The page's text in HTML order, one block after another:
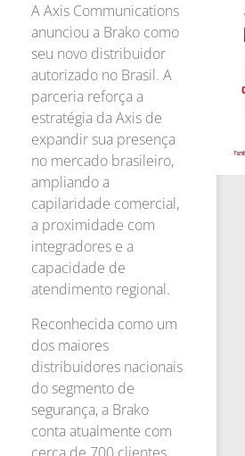
A Axis Communications
anunciou a Brako como
seu novo distribuidor
autorizado no Brasil. A
parceria reforça a
estratégia da Axis de
expandir sua presença
no mercado brasileiro,
ampliando a
capilaridade comercial,
a proximidade com
integradores e a
capacidade de
atendimento regional.
Reconhecida como um
dos maiores
distribuidores nacionais
do segmento de
segurança, a Brako
conta atualmente com